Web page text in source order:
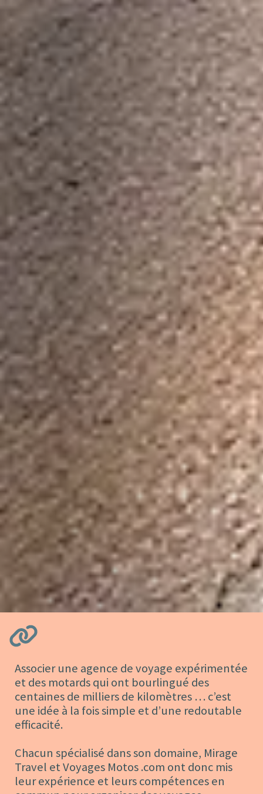
Associer une agence de voyage expérimentée
et des motards qui ont bourlingué des
centaines de milliers de kilomètres … c’est
une idée à la fois simple et d’une redoutable
efficacité.
Chacun spécialisé dans son domaine, Mirage
Travel et Voyages Motos .com ont donc mis
leur expérience et leurs compétences en